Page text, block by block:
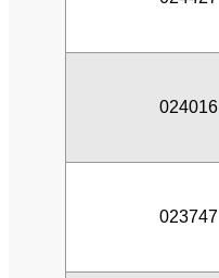
024016
023747